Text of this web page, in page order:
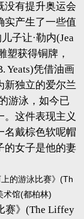
没有提升奥运会
实产生了一些值
子让·勒内(Jea
塑获得铜牌，
Yeats)凭借油画
新独立的爱尔兰
游泳，如今已
。这件表现主义
名戴棕色软呢帽
的女子是他的妻
赛》(The Liffey